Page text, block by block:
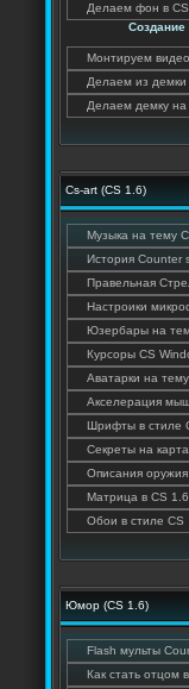
Делаем фон в CS
Создание
Монтируем
Делаем из демки
Делаем демку на
Cs-art (CS 1.6)
Музыка на тему
История Counter
Правельная
Настроики
Юзербары на
Курсоры CS
Аватарки на
Акселерация
Шрифты в стиле
Секреты на
Описания оружия
Матрица в CS 1.6
Обои в стиле CS
Юмор (CS 1.6)
Flash мульты
Как стать отцом